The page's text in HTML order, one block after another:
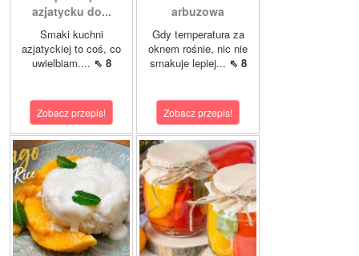
azjatycku do...
Smaki kuchni
azjatyckiej to coś, co
uwielbiam.... ⇖ 8
Zobacz przepis!
arbuzowa
Gdy temperatura za
oknem rośnie, nic nie
smakuje lepiej... ⇖ 8
Zobacz przepis!